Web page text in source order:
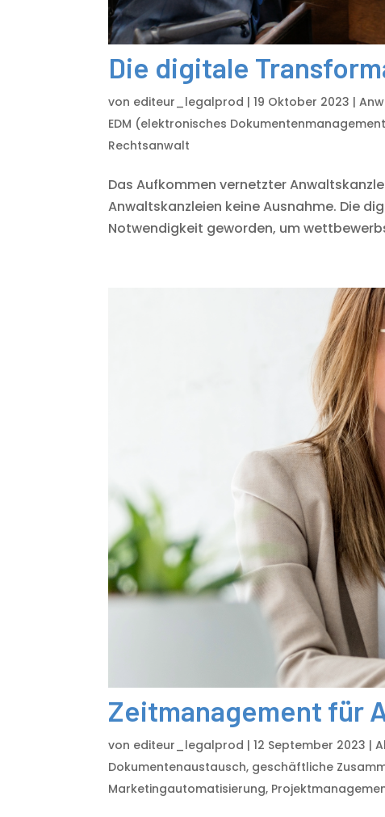
Die digitale
von editeur_legalprod |19 Oktober 2023 |
EDM (elektronisches
Rechtsanwalt
Das Aufkommen vernetzter
Anwaltskanzleien keine Ausnahme. Die
Notwendigkeit geworden, um
Zeitmanagement für
von editeur_legalprod |12 September 2023 |
Dokumentenaustausch, geschäftliche
Marketingautomatisierung,